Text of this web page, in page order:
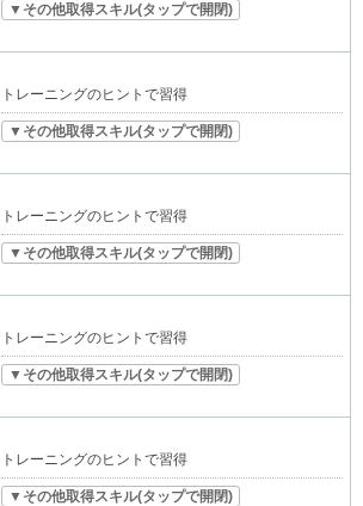
▼その他取得スキル(タップで開閉)
トレーニングのヒントで習得
▼その他取得スキル(タップで開閉)
トレーニングのヒントで習得
▼その他取得スキル(タップで開閉)
トレーニングのヒントで習得
▼その他取得スキル(タップで開閉)
トレーニングのヒントで習得
▼その他取得スキル(タップで開閉)